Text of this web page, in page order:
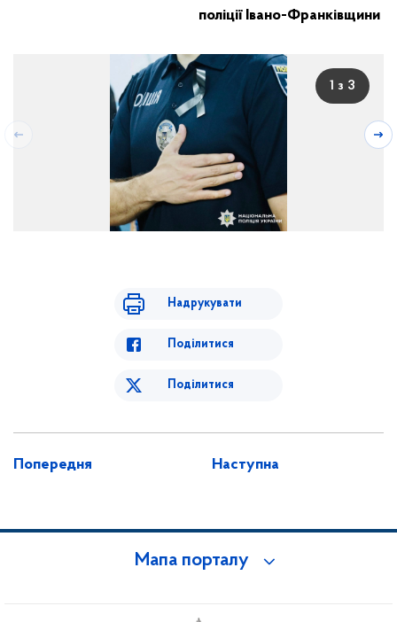
поліції Івано-Франківщини
1 з 3
Надрукувати
Поділитися
Поділитися
Попередня Наступна
Мапа порталу